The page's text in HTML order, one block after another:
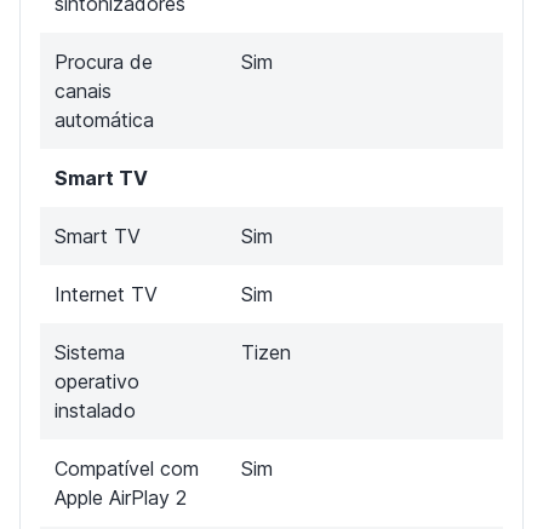
Procura de
canais
automática
Sim
Smart TV
Smart TV Sim
Internet TV Sim
Sistema
operativo
instalado
Tizen
Compatível com
Apple AirPlay 2
Sim